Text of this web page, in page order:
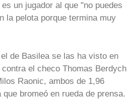
un jugador al que "no puedes
la pelota porque termina muy
de Basilea se las ha visto en
el checo Thomas Berdych
Raonic, ambos de 1,96
bromeó en rueda de prensa.